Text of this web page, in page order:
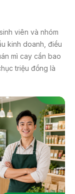
viên và nhóm
kinh doanh, điều
mì cay cần bao
triệu đồng là